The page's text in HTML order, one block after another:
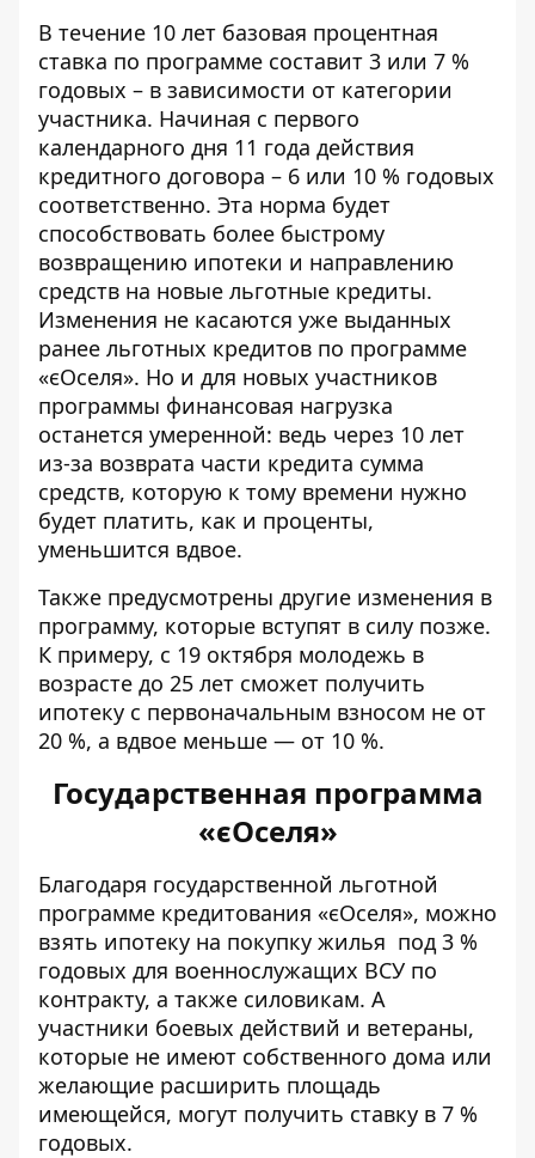
В течение 10 лет базовая процентная
ставка по программе составит 3 или 7 %
годовых – в зависимости от категории
участника. Начиная с первого
календарного дня 11 года действия
кредитного договора – 6 или 10 % годовых
соответственно. Эта норма будет
способствовать более быстрому
возвращению ипотеки и направлению
средств на новые льготные кредиты.
Изменения не касаются уже выданных
ранее льготных кредитов по программе
«єОселя». Но и для новых участников
программы финансовая нагрузка
останется умеренной: ведь через 10 лет
из-за возврата части кредита сумма
средств, которую к тому времени нужно
будет платить, как и проценты,
уменьшится вдвое.
Также предусмотрены другие изменения в
программу, которые вступят в силу позже.
К примеру, с 19 октября молодежь в
возрасте до 25 лет сможет получить
ипотеку с первоначальным взносом не от
20 %, а вдвое меньше — от 10 %.
Государственная программа
«єОселя»
Благодаря государственной льготной
программе кредитования «єОселя», можно
взять ипотеку на покупку жилья под 3 %
годовых для военнослужащих ВСУ по
контракту, а также силовикам. А
участники боевых действий и ветераны,
которые не имеют собственного дома или
желающие расширить площадь
имеющейся, могут получить ставку в 7 %
годовых.